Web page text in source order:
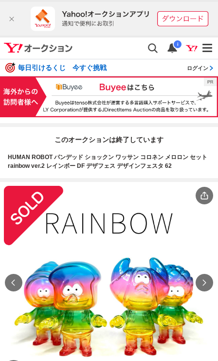
i
毎日引けるくじ 今すぐ挑戦 ログイン
このオークションは終了しています
HUMAN ROBOT パンデッド ショックン ワッサン コロネン メロロン セット
rainbow ver.2 レインボー DF デザフェス デザインフェスタ 62